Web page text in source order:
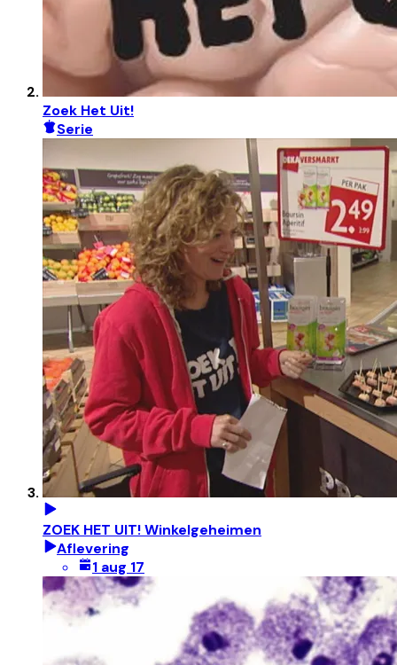
Zoek Het Uit!
Serie
ZOEK HET UIT! Winkelgeheimen
Aflevering
1 aug 17